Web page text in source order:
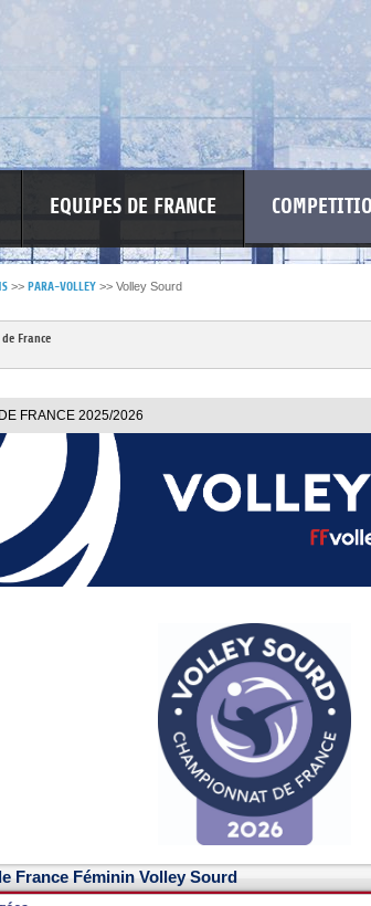
EQUIPES DE FRANCE
MA PETITE SPONSO
DOCUMENTS UTILES
SITUATION
COVID-19
>> PARA-VOLLEY >> Volley Sourd
France
FRANCE 2025/2026
France Féminin Volley Sourd